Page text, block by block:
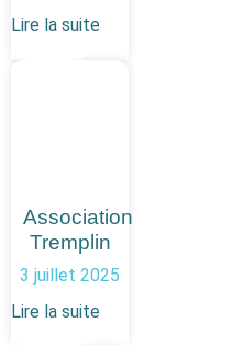
Lire la suite
Association
Tremplin
3 juillet 2025
Lire la suite